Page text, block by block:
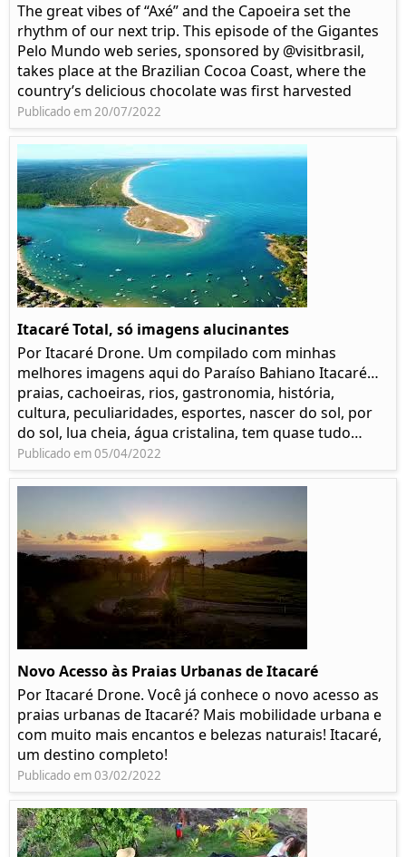
The great vibes of “Axé” and the Capoeira set the
rhythm of our next trip. This episode of the Gigantes
Pelo Mundo web series, sponsored by @visitbrasil,
takes place at the Brazilian Cocoa Coast, where the
country’s delicious chocolate was first harvested
Publicado em 20/07/2022
Itacaré Total, só imagens alucinantes
Por Itacaré Drone. Um compilado com minhas
melhores imagens aqui do Paraíso Bahiano Itacaré…
praias, cachoeiras, rios, gastronomia, história,
cultura, peculiaridades, esportes, nascer do sol, por
do sol, lua cheia, água cristalina, tem quase tudo…
Publicado em 05/04/2022
Novo Acesso às Praias Urbanas de Itacaré
Por Itacaré Drone. Você já conhece o novo acesso as
praias urbanas de Itacaré? Mais mobilidade urbana e
com muito mais encantos e belezas naturais! Itacaré,
um destino completo!
Publicado em 03/02/2022